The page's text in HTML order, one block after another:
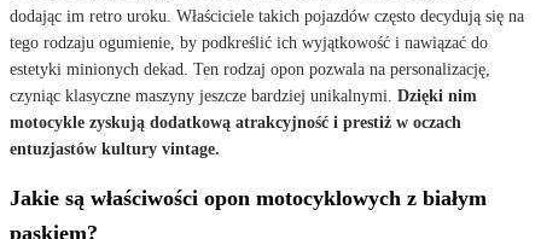
dodając im retro uroku. Właściciele takich pojazdów często decydują się na
tego rodzaju ogumienie, by podkreślić ich wyjątkowość i nawiązać do
estetyki minionych dekad. Ten rodzaj opon pozwala na personalizację,
czyniąc klasyczne maszyny jeszcze bardziej unikalnymi. Dzięki nim
motocykle zyskują dodatkową atrakcyjność i prestiż w oczach
entuzjastów kultury vintage.
Jakie są właściwości opon motocyklowych z białym
paskiem?